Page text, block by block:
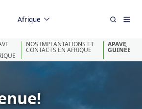
Afrique
NOS IMPLANTATIONS ET
CONTACTS EN AFRIQUE
APAVE
GUINÉE